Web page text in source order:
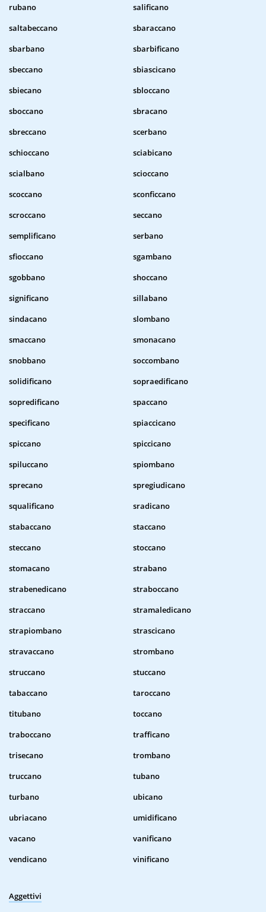
rubano
salificano
saltabeccano
sbaraccano
sbarbano
sbarbificano
sbeccano
sbiascicano
sbiecano
sbloccano
sboccano
sbracano
sbreccano
scerbano
schioccano
sciabicano
scialbano
scioccano
scoccano
sconficcano
scroccano
seccano
semplificano
serbano
sfioccano
sgambano
sgobbano
shoccano
significano
sillabano
sindacano
slombano
smaccano
smonacano
snobbano
soccombano
solidificano
sopraedificano
sopredificano
spaccano
specificano
spiaccicano
spiccano
spiccicano
spiluccano
spiombano
sprecano
spregiudicano
squalificano
sradicano
stabaccano
staccano
steccano
stoccano
stomacano
strabano
strabenedicano
straboccano
straccano
stramaledicano
strapiombano
strascicano
stravaccano
strombano
struccano
stuccano
tabaccano
taroccano
titubano
toccano
traboccano
trafficano
trisecano
trombano
truccano
tubano
turbano
ubicano
ubriacano
umidificano
vacano
vanificano
vendicano
vinificano
Aggettivi